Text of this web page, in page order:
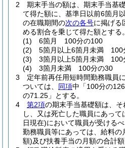
2
期末手当の額は、期末手当基
て得た額に、基準日以前6箇月
の在職期間の次の各号に掲げる
める割合を乗じて得た額とする。
(1)
6箇月 100分の100
(2)
5箇月以上6箇月未満 100
(3)
3箇月以上5箇月未満 100
(4)
3箇月未満 100分の30
3
定年前再任用短時間勤務職員
ついては、 同項中「100分の
の71.25」とする。
4
第2項の期末手当基礎額は、
し、又は死亡した職員にあっ
日現在)において職員が受ける
勤務職員等にあっては、給料の
額)及び扶養手当の月額の合計額